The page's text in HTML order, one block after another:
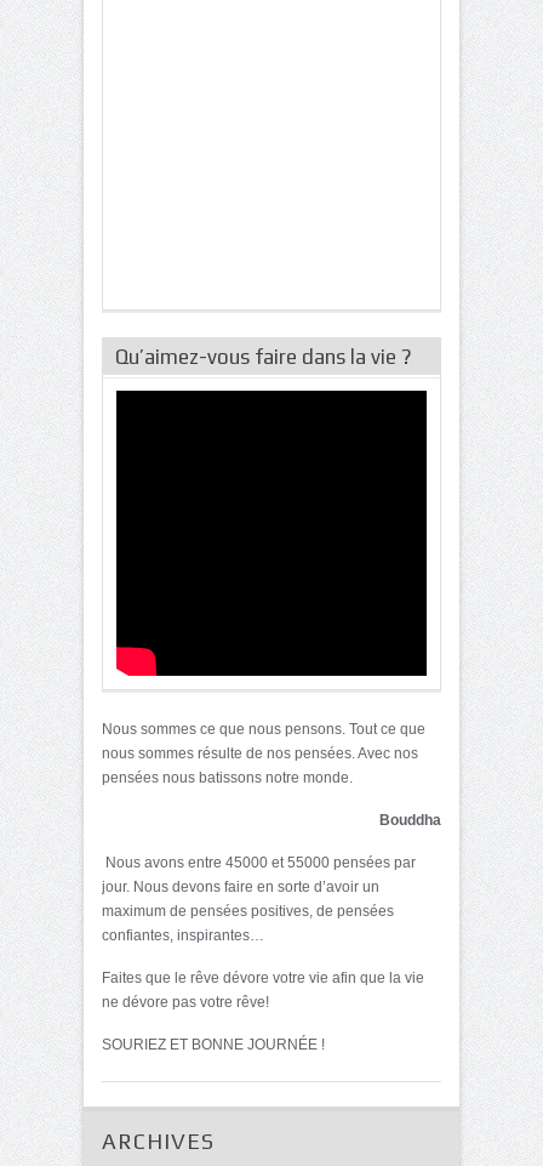
Qu’aimez-vous faire dans la vie ?
Nous sommes ce que nous pensons. Tout ce que
nous sommes résulte de nos pensées. Avec nos
pensées nous batissons notre monde.
Bouddha
Nous avons entre 45000 et 55000 pensées par
jour. Nous devons faire en sorte d’avoir un
maximum de pensées positives, de pensées
confiantes, inspirantes…
Faites que le rêve dévore votre vie afin que la vie
ne dévore pas votre rêve!
SOURIEZ ET BONNE JOURNÉE !
ARCHIVES